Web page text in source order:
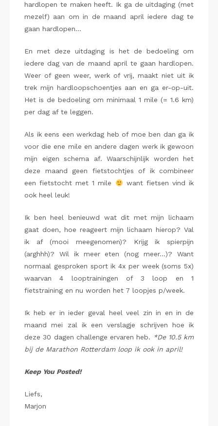
hardlopen te maken heeft. Ik ga de uitdaging (met
mezelf) aan om in de maand april iedere dag te
gaan hardlopen…
En met deze uitdaging is het de bedoeling om
iedere dag van de maand april te gaan hardlopen.
Weer of geen weer, werk of vrij, maakt niet uit ik
trek mijn hardloopschoentjes aan en ga er-op-uit.
Het is de bedoeling om minimaal 1 mile (= 1.6 km)
per dag af te leggen.
Als ik eens een werkdag heb of moe ben dan ga ik
voor die ene mile en andere dagen werk ik gewoon
mijn eigen schema af. Waarschijnlijk worden het
deze maand geen fietstochtjes of ik combineer
een fietstocht met 1 mile
want fietsen vind ik
ook heel leuk!
Ik ben heel benieuwd wat dit met mijn lichaam
gaat doen, hoe reageert mijn lichaam hierop? Val
ik af (mooi meegenomen)? Krijg ik spierpijn
(arghhh)? Wil ik meer eten (nog meer…)? Want
normaal gesproken sport ik 4x per week (soms 5x)
waarvan 4 looptrainingen of 3 loop en 1
fietstraining en nu worden het 7 loopjes p/week.
Ik heb er in ieder geval heel veel zin in en in de
maand mei zal ik een verslagje schrijven hoe ik
deze 30 dagen challenge ervaren heb. *De 10.5 km
bij de Marathon Rotterdam loop ik ook in april!
Keep You Posted!
Liefs,
Marjon